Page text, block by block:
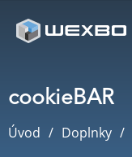
cookieBAR
Úvod Doplnky